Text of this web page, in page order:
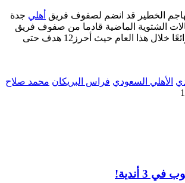
قد انضم لصفوف فريق أهلي جدة
الماضية قادما من صفوف فريق
الفتح وقدم موسمًا رائعًا خلال هذا العام حيث أحرز12 هدف حتى
السعودي فراس البريكان
محمد صلاح